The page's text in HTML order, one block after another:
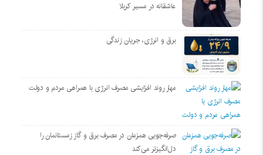
عاشقانه در مسیر کربلا
برق و انرژی، جریان زندگی
مهار روند افزایشی مصرف انرژی با همراهی مردم و دولت
صرفه‌جویی همزمان در مصرف برق و گاز زمستانمان را
دل‌انگیزتر می‌کند